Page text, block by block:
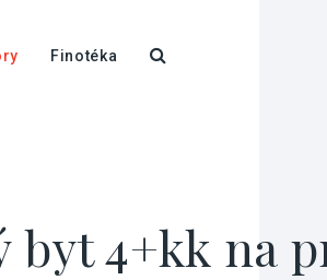
Finotéka
4+kk na